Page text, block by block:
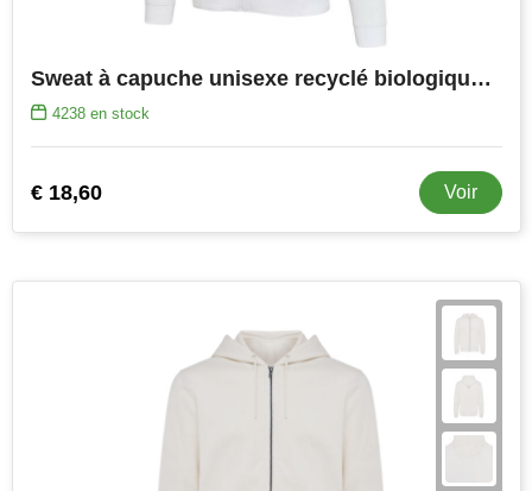
Sweat à capuche unisexe recyclé biologique certifié OCS de 280 g/m² Jasper
4238en stock
€ 18,60 Voir